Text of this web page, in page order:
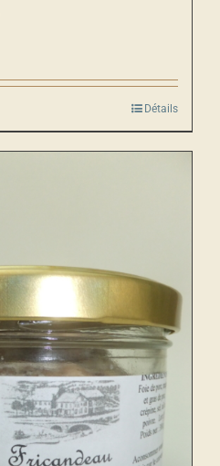
Détails